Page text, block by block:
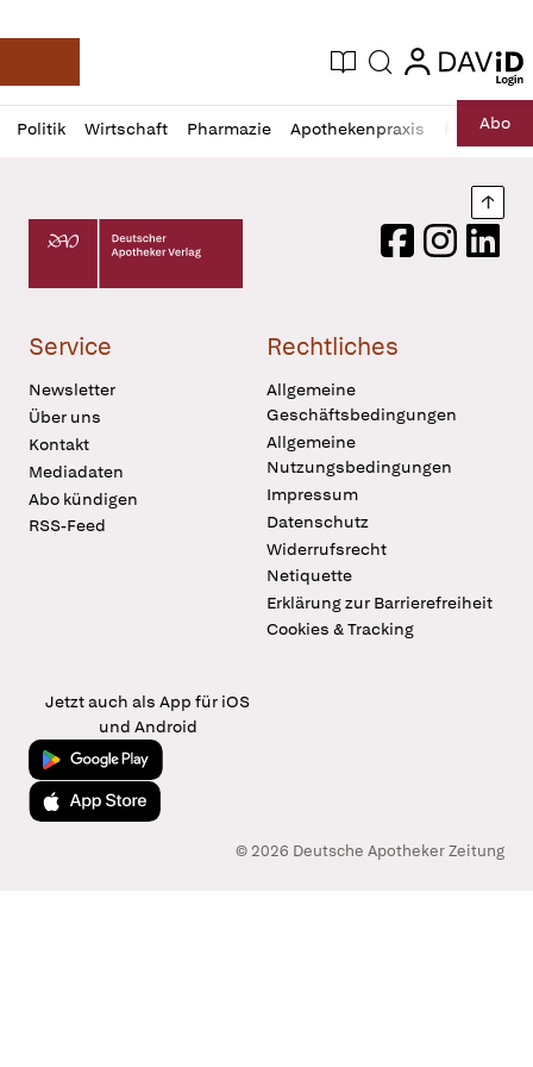
Deutsche Apotheker Zeitung
Aktuelle Ausgabe
Suche login
login
Politik Wirtschaft Pharmazie Apothekenpraxis RechtAbo
Profil
öffnen
Daz
Pur
Deutscher Apotheker Verlag Logo
FacebookInstagram
Service
Newsletter
Über uns
Kontakt
Mediadaten
Abo kündigen
RSS-Feed
Rechtliches
Allgemeine
Geschäftsbedingungen
Allgemeine
Nutzungsbedingungen
Impressum
Datenschutz
Widerrufsrecht
Netiquette
Erklärung zur Barrierefreiheit
Cookies & Tracking
Jetzt auch als App für iOS
und Android
Jetzt bei Google Play
Laden im App Store
© 2026 Deutsche Apotheker Zeitung